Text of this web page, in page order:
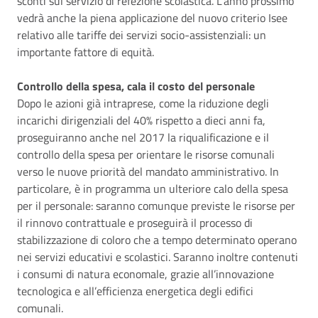
vedrà anche la piena applicazione del nuovo criterio Isee
relativo alle tariffe dei servizi socio-assistenziali: un
importante fattore di equità.
Controllo della spesa, cala il costo del personale
Dopo le azioni già intraprese, come la riduzione degli
incarichi dirigenziali del 40% rispetto a dieci anni fa,
proseguiranno anche nel 2017 la riqualificazione e il
controllo della spesa per orientare le risorse comunali
verso le nuove priorità del mandato amministrativo. In
particolare, è in programma un ulteriore calo della spesa
per il personale: saranno comunque previste le risorse per
il rinnovo contrattuale e proseguirà il processo di
stabilizzazione di coloro che a tempo determinato operano
nei servizi educativi e scolastici. Saranno inoltre contenuti
i consumi di natura economale, grazie all’innovazione
tecnologica e all’efficienza energetica degli edifici
comunali.